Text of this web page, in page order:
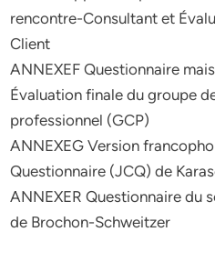
rencontre-Consultant et
Client
ANNEXEF Questionnaire
Évaluation finale du groupe
professionnel (GCP)
ANNEXEG Version
Questionnaire (JCQ) de
ANNEXER Questionnaire du
de Brochon-Schweitzer